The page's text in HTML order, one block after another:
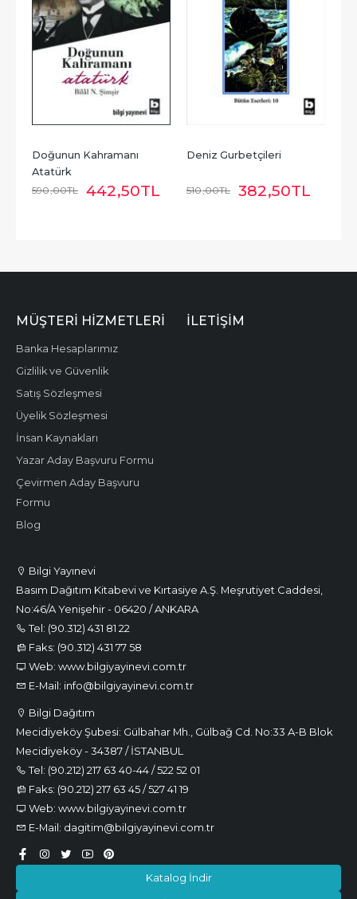
Doğunun Kahramanı
Atatürk
590,00TL 442,50TL
Deniz Gurbetçileri
510,00TL 382,50TL
Bilgi Yayınevi
Basım Dağıtım Kitabevi ve Kırtasiye A.Ş. Meşrutiyet Caddesi,
No:46/A Yenişehir - 06420 / ANKARA
Tel: (90.312) 431 81 22
Faks: (90.312) 431 77 58
Web: www.bilgiyayinevi.com.tr
E-Mail: info@bilgiyayinevi.com.tr
Bilgi Dağıtım
Mecidiyeköy Şubesi: Gülbahar Mh., Gülbağ Cd. No:33 A-B Blok
Mecidiyeköy - 34387 / İSTANBUL
Tel: (90.212) 217 63 40-44 / 522 52 01
Faks: (90.212) 217 63 45 / 527 41 19
Web: www.bilgiyayinevi.com.tr
E-Mail: dagitim@bilgiyayinevi.com.tr
Katalog İndir
MÜŞTERI HIZMETLERI
Banka Hesaplarımız
Gizlilik ve Güvenlik
Satış Sözleşmesi
Üyelik Sözleşmesi
İnsan Kaynakları
Yazar Aday Başvuru Formu
Çevirmen Aday Başvuru
Formu
Blog
İLETIŞIM